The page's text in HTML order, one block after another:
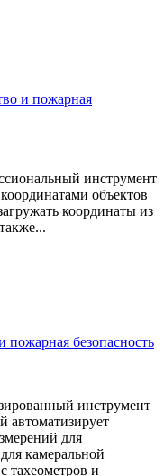
и пожарная
инструмент
объектов
координаты из
пожарная безопасность
инструмент
автоматизирует
для
камеральной
тахеометров и